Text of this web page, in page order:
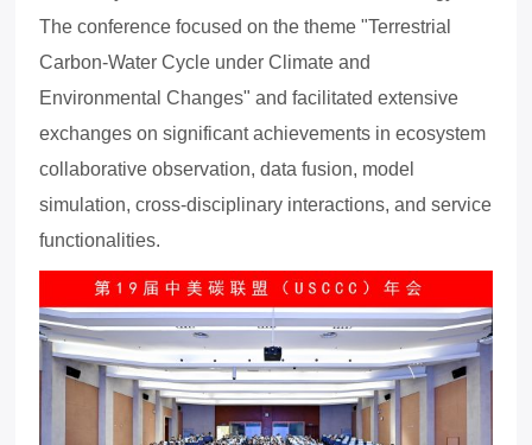
The conference focused on the theme "Terrestrial
Carbon-Water Cycle under Climate and
Environmental Changes" and facilitated extensive
exchanges on significant achievements in ecosystem
collaborative observation, data fusion, model
simulation, cross-disciplinary interactions, and service
functionalities.